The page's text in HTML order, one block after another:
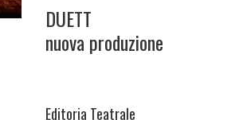
DUETT
nuova produzione
Editoria Teatrale